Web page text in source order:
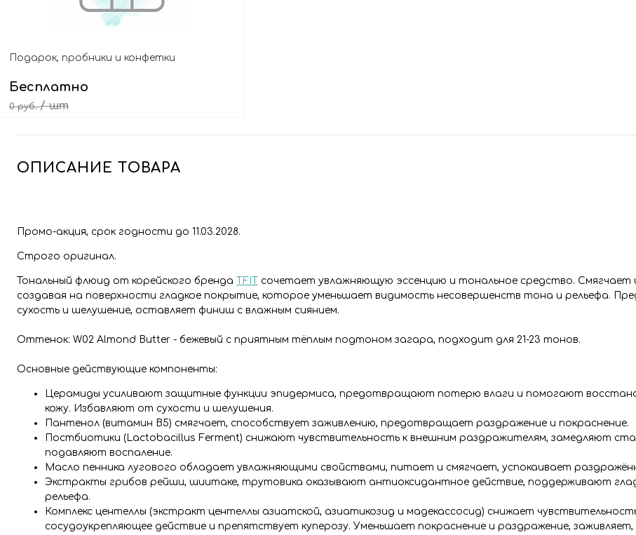
Подарок, пробники и конфетки
Бесплатно
0 руб./ шт
ОПИСАНИЕ ТОВАРА
Промо-акция, срок годности до 11.03.2028.
Строго оригинал.
Тональный флюид от корейского бренда TFIT сочетает увлажняющую эссенцию и тональное средство. Смягчает
создавая на поверхности гладкое покрытие, которое уменьшает видимость несовершенств тона и рельефа.
сухость и шелушение, оставляет финиш с влажным сиянием.
Оттенок: W02 Almond Butter - бежевый с приятным тёплым подтоном загара, подходит для 21-23 тонов.
Основные действующие компоненты:
Церамиды усиливают защитные функции эпидермиса, предотвращают потерю влаги и помогают
кожу. Избавляют от сухости и шелушения.
Пантенол (витамин B5) смягчает, способствует заживлению, предотвращает раздражение и покраснение.
Постбиотики (Lactobacillus Ferment) снижают чувствительность к внешним раздражителям, замедляют
подавляют воспаление.
Масло пенника лугового обладает увлажняющими свойствами, питает и смягчает, успокаивает
Экстракты грибов рейши, шиитаке, трутовика оказывают антиоксидантное действие, поддерживают
рельефа.
Комплекс центеллы (экстракт центеллы азиатской, азиатикозид и мадекассосид) снижает
сосудоукрепляющее действие и препятствует куперозу. Уменьшает покраснение и раздражение,